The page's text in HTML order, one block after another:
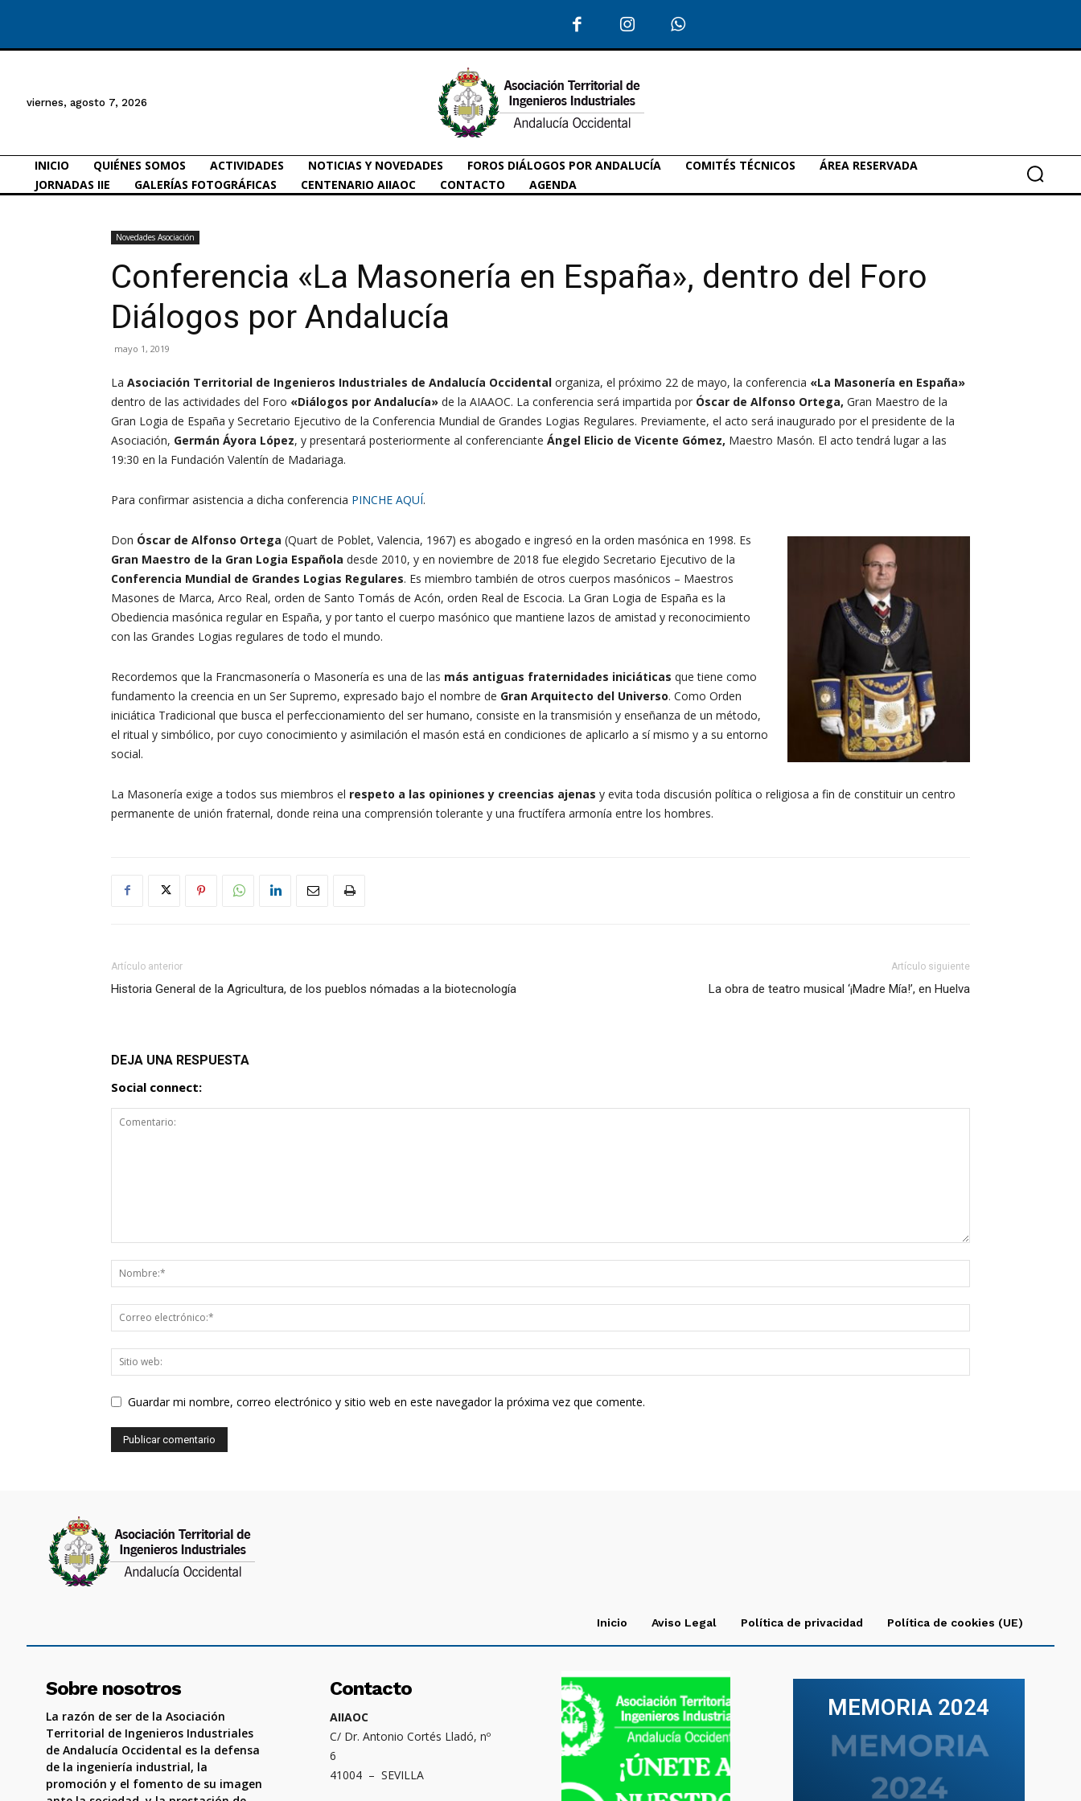
viernes, agosto 7, 2026
INICIO QUIÉNES SOMOS ACTIVIDADES NOTICIAS Y NOVEDADES FOROS DIÁLOGOS POR ANDALUCÍA COMITÉS TÉCNICOS
ÁREA RESERVADA
JORNADAS IIE
GALERÍAS FOTOGRÁFICAS CENTENARIO AIIAOC CONTACTO AGENDA
Novedades Asociación
Conferencia «La Masonería en España», dentro del Foro
Diálogos por Andalucía
mayo 1, 2019
La Asociación Territorial de Ingenieros Industriales de Andalucía Occidental organiza, el próximo 22 de mayo, la conferencia «La Masonería en España»
dentro de las actividades del Foro «Diálogos por Andalucía» de la AIAAOC. La conferencia será impartida por Óscar de Alfonso Ortega, Gran Maestro de la
Gran Logia de España y Secretario Ejecutivo de la Conferencia Mundial de Grandes Logias Regulares. Previamente, el acto será inaugurado por el presidente de la
Asociación, Germán Áyora López, y presentará posteriormente al conferenciante Ángel Elicio de Vicente Gómez, Maestro Masón. El acto tendrá lugar a las
19:30 en la Fundación Valentín de Madariaga.
Para confirmar asistencia a dicha conferencia PINCHE AQUÍ.
Don Óscar de Alfonso Ortega (Quart de Poblet, Valencia, 1967) es abogado e ingresó en la orden masónica en 1998. Es
Gran Maestro de la Gran Logia Española desde 2010, y en noviembre de 2018 fue elegido Secretario Ejecutivo de la
Conferencia Mundial de Grandes Logias Regulares. Es miembro también de otros cuerpos masónicos – Maestros
Masones de Marca, Arco Real, orden de Santo Tomás de Acón, orden Real de Escocia. La Gran Logia de España es la
Obediencia masónica regular en España, y por tanto el cuerpo masónico que mantiene lazos de amistad y reconocimiento
con las Grandes Logias regulares de todo el mundo.
Recordemos que la Francmasonería o Masonería es una de las más antiguas fraternidades iniciáticas que tiene como
fundamento la creencia en un Ser Supremo, expresado bajo el nombre de Gran Arquitecto del Universo. Como Orden
iniciática Tradicional que busca el perfeccionamiento del ser humano, consiste en la transmisión y enseñanza de un método,
el ritual y simbólico, por cuyo conocimiento y asimilación el masón está en condiciones de aplicarlo a sí mismo y a su entorno
social.
La Masonería exige a todos sus miembros el respeto a las opiniones y creencias ajenas y evita toda discusión política o religiosa a fin de constituir un centro
permanente de unión fraternal, donde reina una comprensión tolerante y una fructífera armonía entre los hombres.
Artículo anterior
Historia General de la Agricultura, de los pueblos nómadas a la biotecnología
Artículo siguiente
La obra de teatro musical ‘¡Madre Mía!’, en Huelva
DEJA UNA RESPUESTA
Social connect:
Guardar mi nombre, correo electrónico y sitio web en este navegador la próxima vez que comente.
Inicio Aviso Legal Política de privacidad Política de cookies (UE)
Sobre nosotros
La razón de ser de la Asociación
Territorial de Ingenieros Industriales
de Andalucía Occidental es la defensa
de la ingeniería industrial, la
promoción y el fomento de su imagen
Contacto
AIIAOC
C/ Dr. Antonio Cortés Lladó, nº
6
41004 – SEVILLA
MEMORIA 2024